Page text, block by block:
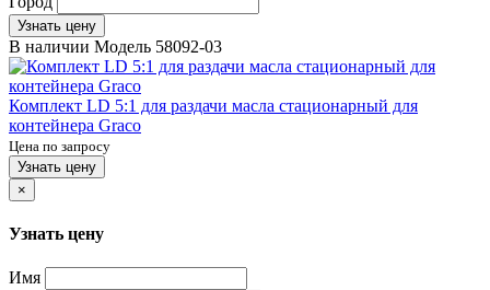
Узнать цену
В наличии Модель 58092-03
Комплект LD 5:1 для раздачи масла стационарный для
контейнера Graco
Цена по запросу
Узнать цену
×
Узнать цену
Имя